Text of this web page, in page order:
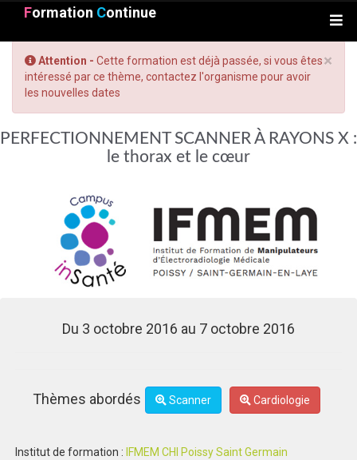
Formation Continue
×
Attention - Cette formation est déjà passée, si vous êtes
intéressé par ce thème, contactez l'organisme pour avoir
les nouvelles dates
PERFECTIONNEMENT SCANNER À RAYONS X :
le thorax et le cœur
Du 3 octobre 2016 au 7 octobre 2016
Thèmes abordés Scanner Cardiologie
Institut de formation : IFMEM CHI Poissy Saint Germain